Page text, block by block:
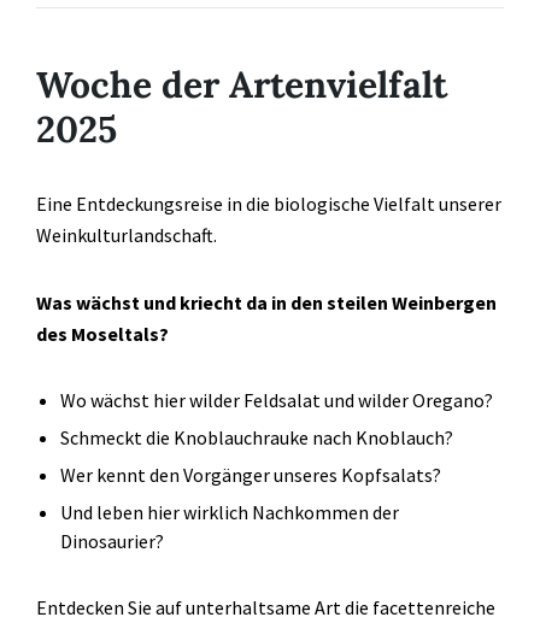
Woche der Artenvielfalt
2025
Eine Entdeckungsreise in die biologische Vielfalt unserer
Weinkulturlandschaft.
Was wächst und kriecht da in den steilen Weinbergen
des Moseltals?
Wo wächst hier wilder Feldsalat und wilder Oregano?
Schmeckt die Knoblauchrauke nach Knoblauch?
Wer kennt den Vorgänger unseres Kopfsalats?
Und leben hier wirklich Nachkommen der
Dinosaurier?
Entdecken Sie auf unterhaltsame Art die facettenreiche